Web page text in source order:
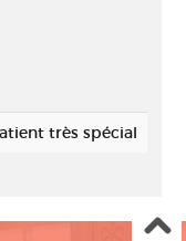
très spécial